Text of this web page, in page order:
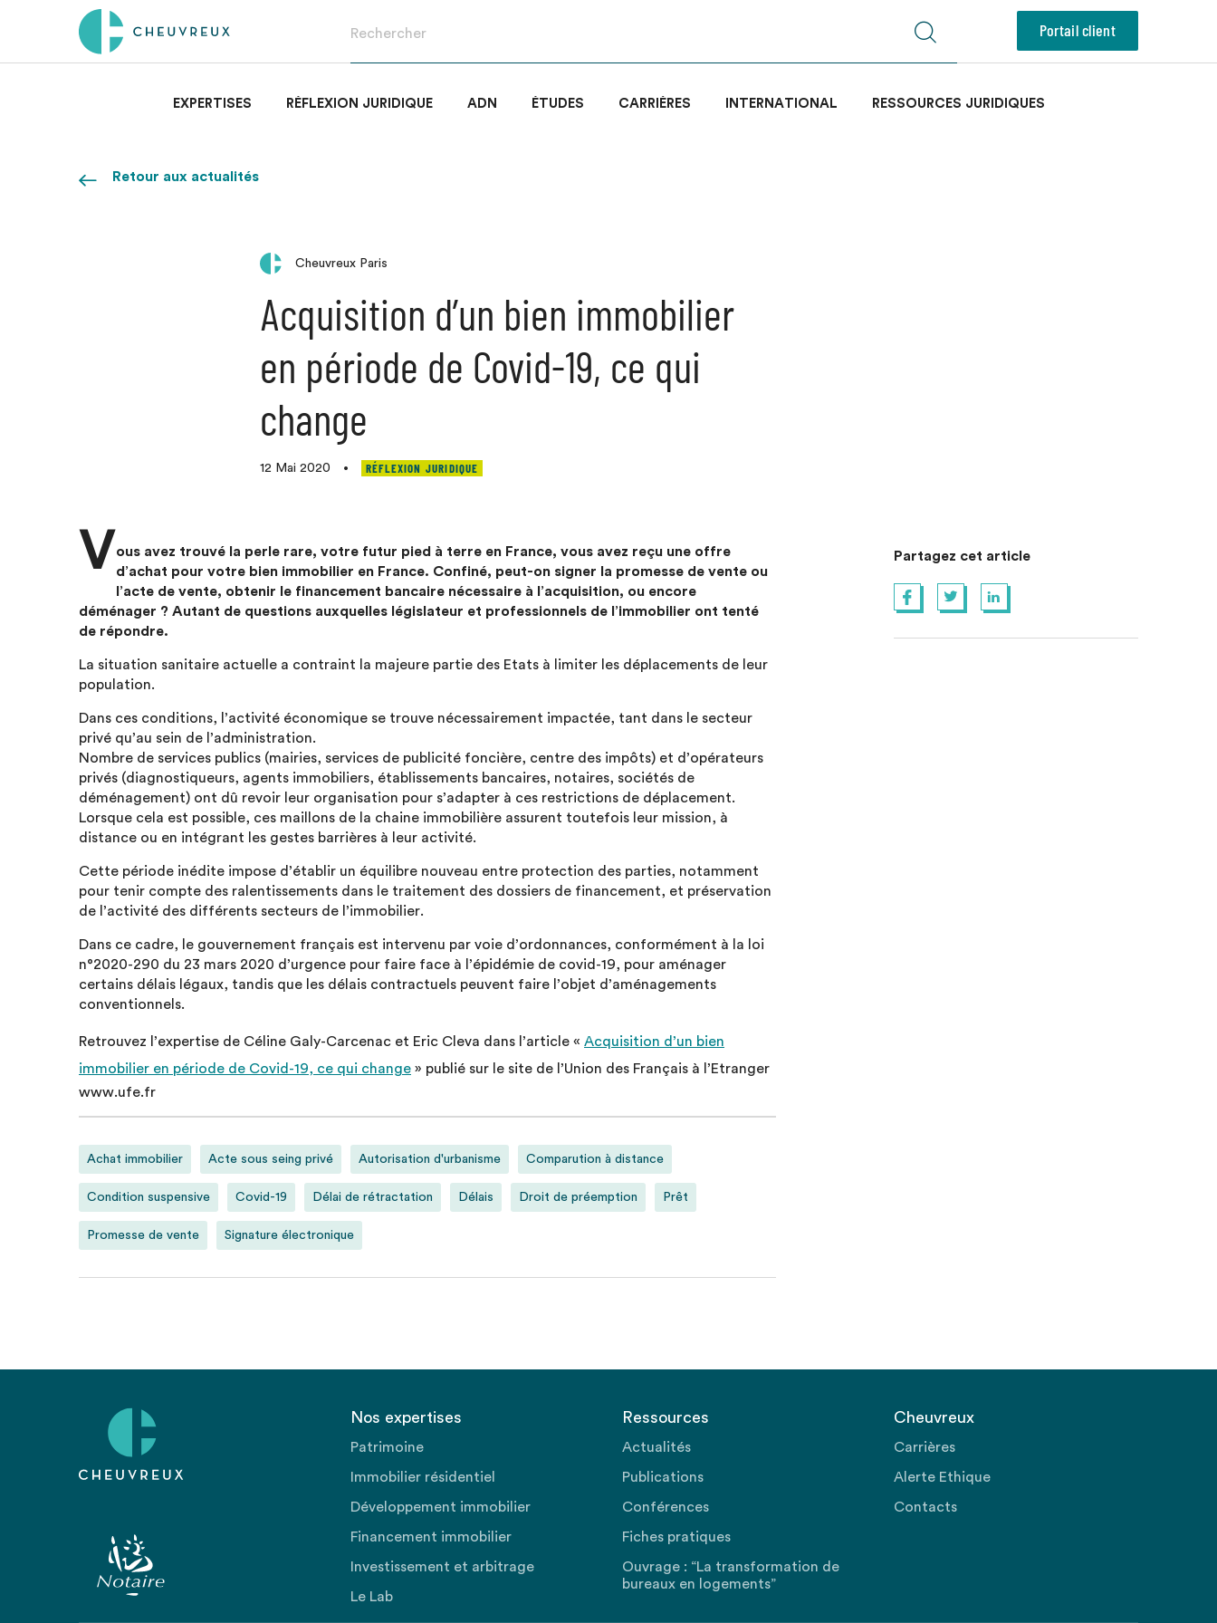
Portail client
EXPERTISES RÉFLEXION JURIDIQUE ADN ÉTUDES CARRIÈRES INTERNATIONAL RESSOURCES JURIDIQUES
Retour aux actualités
Cheuvreux Paris
Acquisition d’un bien immobilier
en période de Covid-19, ce qui
change
12 Mai 2020 • RÉFLEXION JURIDIQUE
Vous avez trouvé la perle rare, votre futur pied à terre en France, vous avez reçu une offre
d’achat pour votre bien immobilier en France. Confiné, peut-on signer la promesse de vente ou
l’acte de vente, obtenir le financement bancaire nécessaire à l’acquisition, ou encore
déménager ? Autant de questions auxquelles législateur et professionnels de l’immobilier ont tenté
de répondre.
La situation sanitaire actuelle a contraint la majeure partie des Etats à limiter les déplacements de leur
population.
Dans ces conditions, l’activité économique se trouve nécessairement impactée, tant dans le secteur
privé qu’au sein de l’administration.
Nombre de services publics (mairies, services de publicité foncière, centre des impôts) et d’opérateurs
privés (diagnostiqueurs, agents immobiliers, établissements bancaires, notaires, sociétés de
déménagement) ont dû revoir leur organisation pour s’adapter à ces restrictions de déplacement.
Lorsque cela est possible, ces maillons de la chaine immobilière assurent toutefois leur mission, à
distance ou en intégrant les gestes barrières à leur activité.
Cette période inédite impose d’établir un équilibre nouveau entre protection des parties, notamment
pour tenir compte des ralentissements dans le traitement des dossiers de financement, et préservation
de l’activité des différents secteurs de l’immobilier.
Dans ce cadre, le gouvernement français est intervenu par voie d’ordonnances, conformément à la loi
n°2020-290 du 23 mars 2020 d’urgence pour faire face à l’épidémie de covid-19, pour aménager
certains délais légaux, tandis que les délais contractuels peuvent faire l’objet d’aménagements
conventionnels.
Retrouvez l’expertise de Céline Galy-Carcenac et Eric Cleva dans l’article « Acquisition d’un bien
immobilier en période de Covid-19, ce qui change » publié sur le site de l’Union des Français à l’Etranger
www.ufe.fr
Achat immobilier Acte sous seing privé Autorisation d'urbanisme Comparution à distance
Condition suspensive Covid-19 Délai de rétractation Délais Droit de préemption Prêt
Promesse de vente Signature électronique
Partagez cet article
Nos expertises
Patrimoine
Immobilier résidentiel
Développement immobilier
Financement immobilier
Investissement et arbitrage
Le Lab
Ressources
Actualités
Publications
Conférences
Fiches pratiques
Ouvrage : “La transformation de
bureaux en logements”
Cheuvreux
Carrières
Alerte Ethique
Contacts